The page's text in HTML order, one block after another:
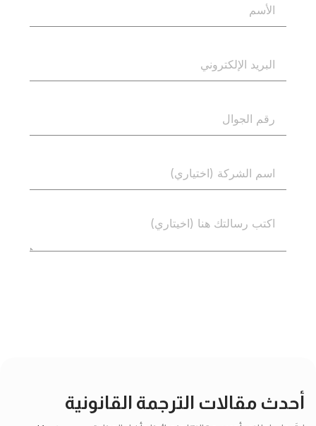
أحدث مقالات الترجمة القانونية